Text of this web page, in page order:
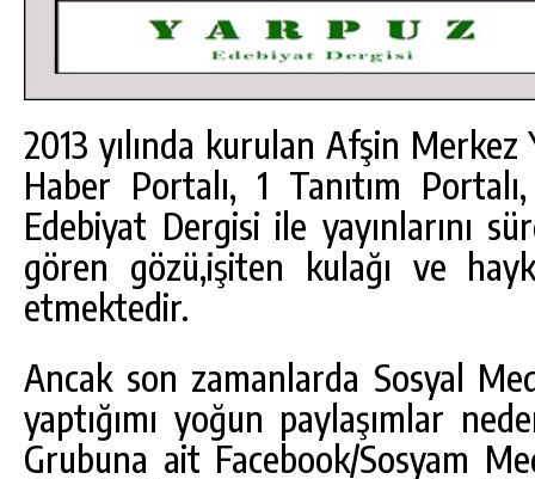
2013 yılında kurulan Afşin Merkez
Haber Portalı, 1 Tanıtım
Edebiyat Dergisi ile yayınlarını
gören gözü,işiten kulağı ve
etmektedir.
Ancak son zamanlarda Sosyal
yaptığımı yoğun paylaşımlar
Grubuna ait Facebook/Sosyam